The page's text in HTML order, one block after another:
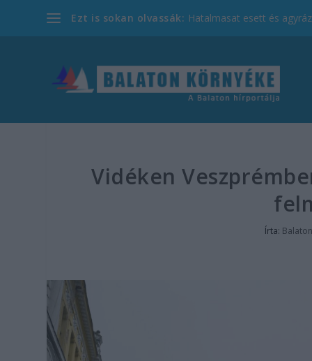
Ezt is sokan olvassák: Hatalmasat esett és
Vidéken
Írta: